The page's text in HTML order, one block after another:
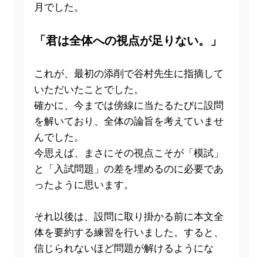
月でした。
「君は全体への視点が足りない。」
これが、最初の添削で谷村先生に指摘して
いただいたことでした。
確かに、今までは傍線に当たるたびに設問
を解いており、全体の論旨を考えていませ
んでした。
今思えば、まさにその視点こそが「模試」
と「入試問題」の差を埋めるのに必要であ
ったように思います。
それ以後は、設問に取り掛かる前に本文全
体を要約する練習を行いました。すると、
信じられないほど問題が解けるようにな